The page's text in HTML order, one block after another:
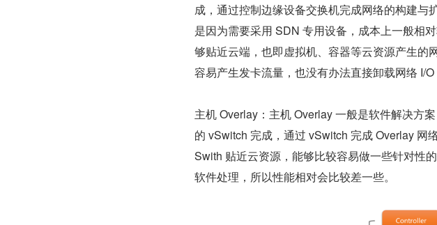
成，通过控制边缘设备交换机完成网络的构建与
是因为需要采用 SDN 专用设备，成本上一般相
够贴近云端，也即虚拟机、容器等云资源产生的
容易产生发卡流量，也没有办法直接卸载网络 I/O
主机 Overlay：主机 Overlay 一般是软件解决方
的 vSwitch 完成，通过 vSwitch 完成 Overlay 网
Swith 贴近云资源，能够比较容易做一些针对性
软件处理，所以性能相对会比较差一些。